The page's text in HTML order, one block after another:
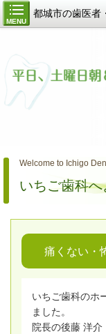
MENU
都城市の歯医者
Welcome to Ichigo
いちご歯科
痛くない・
いちご歯科のホ
ました。
院長の後藤 洋介